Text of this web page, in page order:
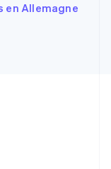
en Allemagne